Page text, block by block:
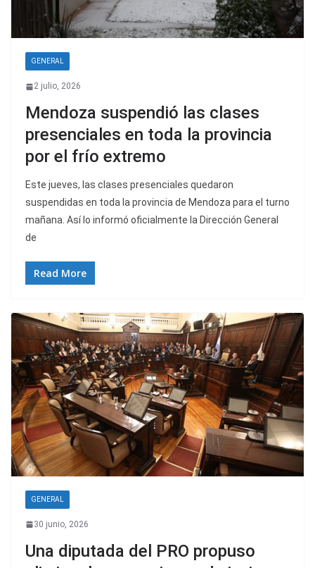
GENERAL
2 julio, 2026
Mendoza suspendió las clases
presenciales en toda la provincia
por el frío extremo
Este jueves, las clases presenciales quedaron
suspendidas en toda la provincia de Mendoza para el turno
mañana. Así lo informó oficialmente la Dirección General
de
Read More
GENERAL
30 junio, 2026
Una diputada del PRO propuso